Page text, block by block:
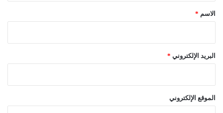
*
الاسم *
البريد الإلكتروني *
الموقع الإلكتروني